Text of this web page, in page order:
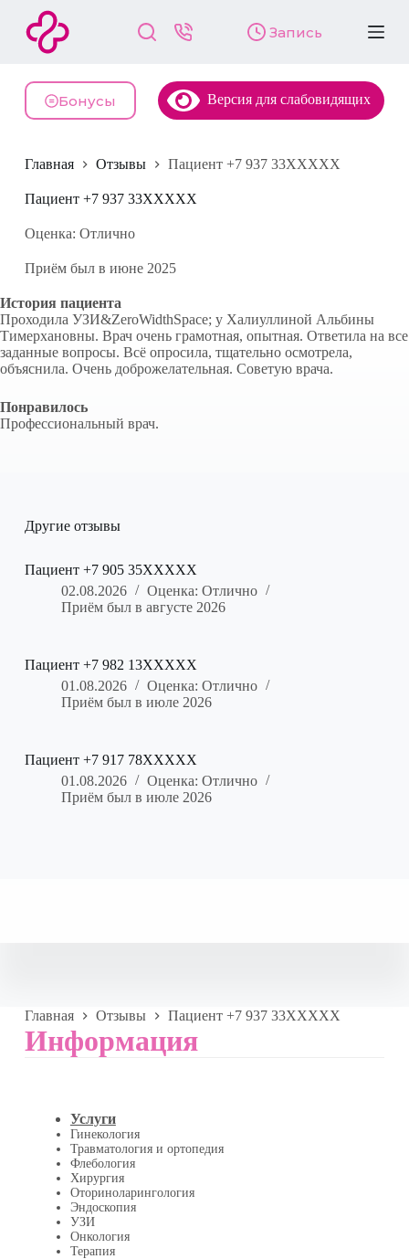
й
и
у
и
Запись
Бонусы Версия для слабовидящих
Главная Отзывы Пациент +7 937 33XXXXX
Пациент +7 937 33XXXXX
Оценка: Отлично
Приём был в июне 2025
История пациента
Проходила УЗИ&ZeroWidthSpace; у Халиуллиной Альбины
Тимерхановны. Врач очень грамотная, опытная. Ответила на все
заданные вопросы. Всё опросила, тщательно осмотрела,
объяснила. Очень доброжелательная. Советую врача.
Понравилось
Профессиональный врач.
Другие отзывы
Пациент +7 905 35XXXXX
02.08.2026
Оценка: Отлично
Приём был в августе 2026
Пациент +7 982 13XXXXX
01.08.2026
Оценка: Отлично
Приём был в июле 2026
Пациент +7 917 78XXXXX
01.08.2026
Оценка: Отлично
Приём был в июле 2026
Главная Отзывы Пациент +7 937 33XXXXX
Информация
Услуги
Гинекология
Травматология и ортопедия
Флебология
Хирургия
Оториноларингология
Эндоскопия
УЗИ
Онкология
Терапия